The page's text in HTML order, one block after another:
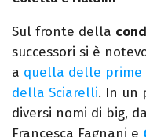
Sul fronte della
successori si è
a quella delle prime
della Sciarelli. In un
diversi nomi di big, da